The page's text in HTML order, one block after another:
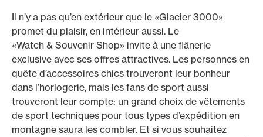
Il n’y a pas qu’en extérieur que le «Glacier 3000»
promet du plaisir, en intérieur aussi. Le
«Watch & Souvenir Shop» invite à une flânerie
exclusive avec ses offres attractives. Les personnes en
quête d’accessoires chics trouveront leur bonheur
dans l’horlogerie, mais les fans de sport aussi
trouveront leur compte: un grand choix de vêtements
de sport techniques pour tous types d’expédition en
montagne saura les combler. Et si vous souhaitez